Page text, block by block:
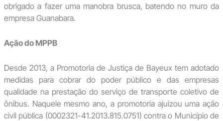
obrigado a fazer uma manobra brusca, batendo no muro da
empresa Guanabara.
Ação do MPPB
Desde 2013, a Promotoria de Justiça de Bayeux tem adotado
medidas para cobrar do poder público e das empresas
qualidade na prestação do serviço de transporte coletivo de
ônibus. Naquele mesmo ano, a promotoria ajuizou uma ação
civil pública (0002321-41.2013.815.0751) contra o Município de